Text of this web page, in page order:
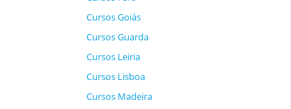
Cursos Goiás
Cursos Guarda
Cursos Leiria
Cursos Lisboa
Cursos Madeira